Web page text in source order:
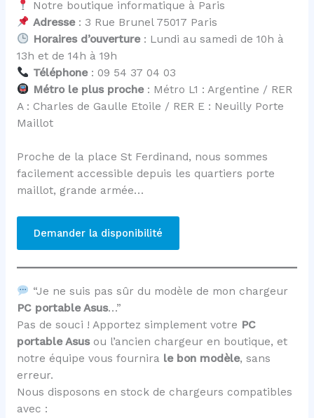
Notre boutique informatique à Paris
Adresse: 3 Rue Brunel 75017 Paris
Horaires d’ouverture: Lundi au samedi de 10h à
13h et de 14h à 19h
Téléphone: 09 54 37 04 03
Métro le plus proche: Métro L1 : Argentine / RER
A : Charles de Gaulle Etoile / RER E : Neuilly Porte
Maillot
Proche de la place St Ferdinand, nous sommes
facilement accessible depuis les quartiers porte
maillot, grande armée…
Demander la disponibilité
“Je ne suis pas sûr du modèle de mon chargeur
PC portable Asus…”
Pas de souci ! Apportez simplement votre PC
portable Asus ou l’ancien chargeur en boutique, et
notre équipe vous fournira le bon modèle, sans
erreur.
Nous disposons en stock de chargeurs compatibles
avec :